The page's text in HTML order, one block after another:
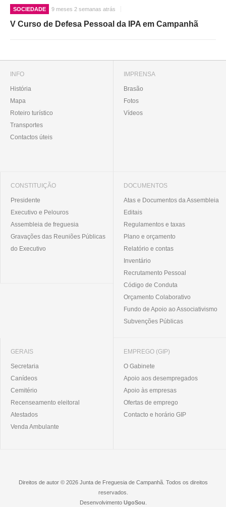
SOCIEDADE 9 meses 2 semanas atrás
V Curso de Defesa Pessoal da IPA em Campanhã
INFO
História
Mapa
Roteiro turístico
Transportes
Contactos úteis
IMPRENSA
Brasão
Fotos
Vídeos
CONSTITUIÇÃO
Presidente
Executivo e Pelouros
Assembleia de freguesia
Gravações das Reuniões Públicas
do Executivo
DOCUMENTOS
Atas e Documentos da Assembleia
Editais
Regulamentos e taxas
Plano e orçamento
Relatório e contas
Inventário
Recrutamento Pessoal
Código de Conduta
Orçamento Colaborativo
Fundo de Apoio ao Associativismo
Subvenções Públicas
GERAIS
Secretaria
Canídeos
Cemitério
Recenseamento eleitoral
Atestados
Venda Ambulante
EMPREGO (GIP)
O Gabinete
Apoio aos desempregados
Apoio às empresas
Ofertas de emprego
Contacto e horário GIP
Direitos de autor © 2026 Junta de Freguesia de Campanhã. Todos os direitos
reservados.
Desenvolvimento UgoSou